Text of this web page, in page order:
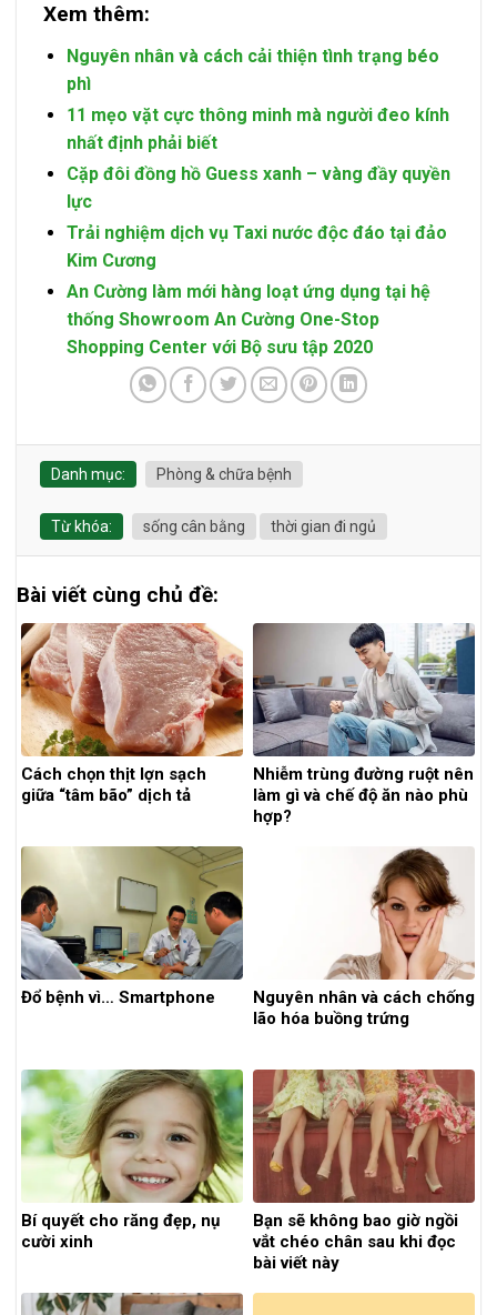
Xem thêm:
Nguyên nhân và cách cải thiện tình trạng béo
phì
11 mẹo vặt cực thông minh mà người đeo kính
nhất định phải biết
Cặp đôi đồng hồ Guess xanh – vàng đầy quyền
lực
Trải nghiệm dịch vụ Taxi nước độc đáo tại đảo
Kim Cương
An Cường làm mới hàng loạt ứng dụng tại hệ
thống Showroom An Cường One-Stop
Shopping Center với Bộ sưu tập 2020
Danh mục: Phòng & chữa bệnh
Từ khóa: sống cân bằng thời gian đi ngủ
Bài viết cùng chủ đề:
Cách chọn thịt lợn sạch
giữa “tâm bão” dịch tả
Nhiễm trùng đường ruột nên
làm gì và chế độ ăn nào phù
hợp?
Đổ bệnh vì… Smartphone
Nguyên nhân và cách chống
lão hóa buồng trứng
Bí quyết cho răng đẹp, nụ
cười xinh
Bạn sẽ không bao giờ ngồi
vắt chéo chân sau khi đọc
bài viết này